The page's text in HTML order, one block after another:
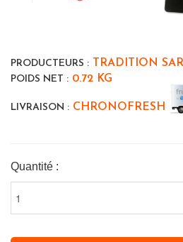
PRODUCTEURS : TRADITION
POIDS NET : 0.72 KG
LIVRAISON : CHRONOFRESH
Quantité :